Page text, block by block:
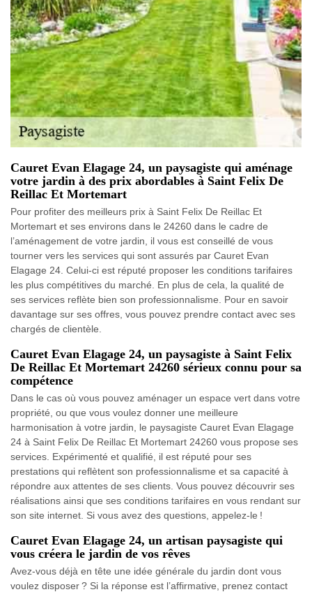
Cauret Evan Elagage 24, un paysagiste qui aménage
votre jardin à des prix abordables à Saint Felix De
Reillac Et Mortemart
Pour profiter des meilleurs prix à Saint Felix De Reillac Et
Mortemart et ses environs dans le 24260 dans le cadre de
l’aménagement de votre jardin, il vous est conseillé de vous
tourner vers les services qui sont assurés par Cauret Evan
Elagage 24. Celui-ci est réputé proposer les conditions tarifaires
les plus compétitives du marché. En plus de cela, la qualité de
ses services reflète bien son professionnalisme. Pour en savoir
davantage sur ses offres, vous pouvez prendre contact avec ses
chargés de clientèle.
Cauret Evan Elagage 24, un paysagiste à Saint Felix
De Reillac Et Mortemart 24260 sérieux connu pour sa
compétence
Dans le cas où vous pouvez aménager un espace vert dans votre
propriété, ou que vous voulez donner une meilleure
harmonisation à votre jardin, le paysagiste Cauret Evan Elagage
24 à Saint Felix De Reillac Et Mortemart 24260 vous propose ses
services. Expérimenté et qualifié, il est réputé pour ses
prestations qui reflètent son professionnalisme et sa capacité à
répondre aux attentes de ses clients. Vous pouvez découvrir ses
réalisations ainsi que ses conditions tarifaires en vous rendant sur
son site internet. Si vous avez des questions, appelez-le !
Cauret Evan Elagage 24, un artisan paysagiste qui
vous créera le jardin de vos rêves
Avez-vous déjà en tête une idée générale du jardin dont vous
voulez disposer ? Si la réponse est l’affirmative, prenez contact